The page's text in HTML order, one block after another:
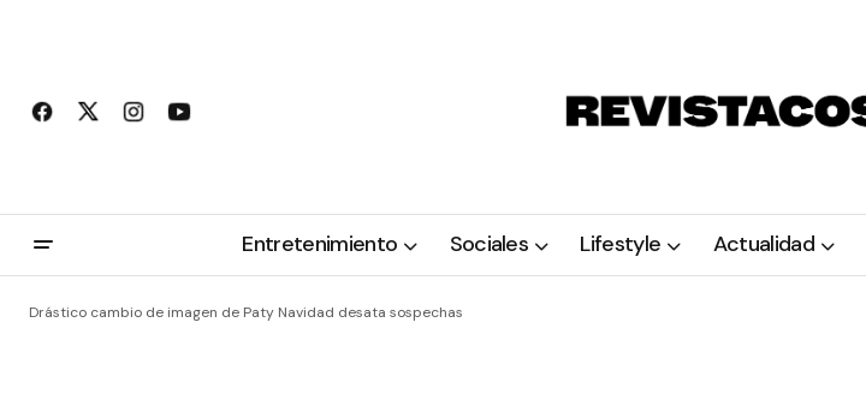
Entretenimiento Sociales Lifestyle Actualidad
Drástico cambio de imagen de Paty Navidad desata sospechas